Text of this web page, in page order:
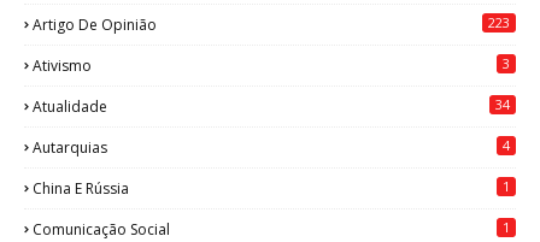
Artigo De Opinião 223
Ativismo 3
Atualidade 34
Autarquias 4
China E Rússia 1
Comunicação Social 1